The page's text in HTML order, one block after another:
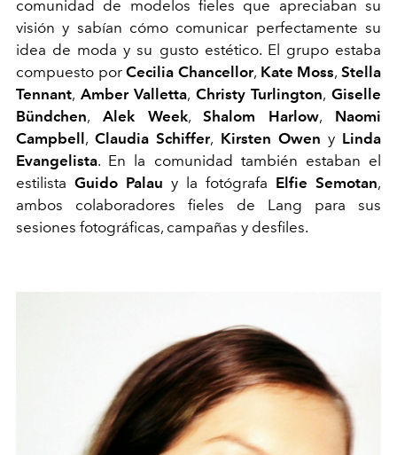
comunidad de modelos fieles que apreciaban su
visión y sabían cómo comunicar perfectamente su
idea de moda y su gusto estético. El grupo estaba
compuesto porCecilia Chancellor, Kate Moss,Stella
Tennant, Amber Valletta, Christy Turlington,Giselle
Bündchen, Alek Week,Shalom Harlow, Naomi
Campbell ,Claudia Schiffer, Kirsten Owen y Linda
Evangelista. En la comunidad también estaban el
estilista Guido Palau y la fotógrafa Elfie Semotan,
ambos colaboradores fieles de Lang para sus
sesiones fotográficas, campañas y desfiles.